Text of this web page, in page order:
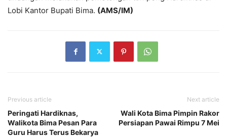
Lobi Kantor Bupati Bima. (AMS/IM)
Previous article
Peringati Hardiknas,
Walikota Bima Pesan Para
Guru Harus Terus Bekarya
Next article
Wali Kota Bima Pimpin Rakor
Persiapan Pawai Rimpu 7 Mei